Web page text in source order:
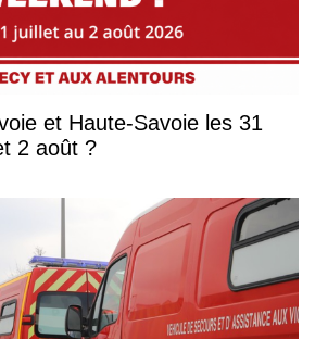
et Haute-Savoie les 31
juillet, 1er août et 2 août ?